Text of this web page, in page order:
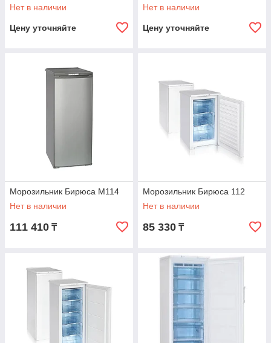
Нет в наличии
Цену уточняйте
Нет в наличии
Цену уточняйте
Морозильник Бирюса M114
Нет в наличии
111 410 ₸
Морозильник Бирюса 112
Нет в наличии
85 330 ₸